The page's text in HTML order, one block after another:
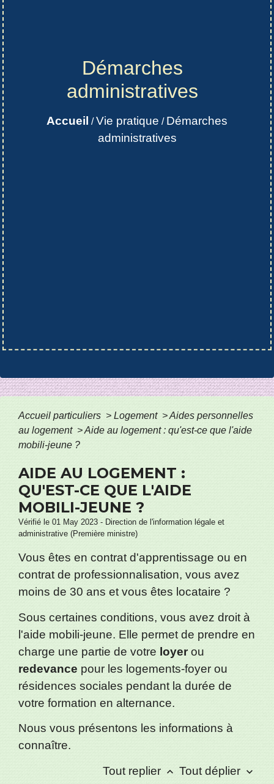
Démarches
administratives
Accueil /Vie pratique / Démarches
administratives
Accueil particuliers > Logement >Aides personnelles
au logement >Aide au logement : qu'est-ce que l'aide
mobili-jeune ?
AIDE AU LOGEMENT :
QU'EST-CE QUE L'AIDE
MOBILI-JEUNE ?
Vérifié le 01 May 2023 - Direction de l'information légale et
administrative (Première ministre)
Vous êtes en contrat d'apprentissage ou en
contrat de professionnalisation, vous avez
moins de 30 ans et vous êtes locataire ?
Sous certaines conditions, vous avez droit à
l'aide mobili-jeune. Elle permet de prendre en
charge une partie de votre loyerou
redevance pour les logements-foyer ou
résidences sociales pendant la durée de
votre formation en alternance.
Nous vous présentons les informations à
connaître.
Tout replier keyboard_arrow_up Tout déplier keyboard_arrow_down